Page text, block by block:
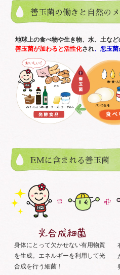
善玉菌の働きと自然の
地球上の食べ物や生き物、水、土など
善玉菌が加わると活性化され、悪玉
EMに含まれる善玉菌
身体にとって欠かせない有用物質
を生成。エネルギーを利用して光
合成を行う細菌！